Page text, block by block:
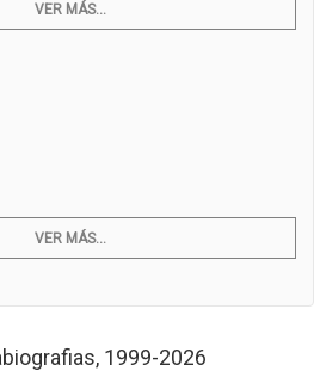
VER MÁS...
VER MÁS...
1999-2026